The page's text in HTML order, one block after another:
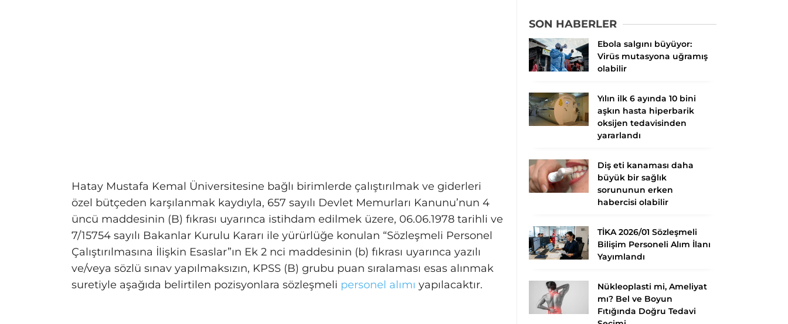
Hatay Mustafa Kemal Üniversitesine bağlı birimlerde çalıştırılmak ve giderleri
özel bütçeden karşılanmak kaydıyla, 657 sayılı Devlet Memurları Kanunu’nun 4
üncü maddesinin (B) fıkrası uyarınca istihdam edilmek üzere, 06.06.1978 tarihli ve
7/15754 sayılı Bakanlar Kurulu Kararı ile yürürlüğe konulan “Sözleşmeli Personel
Çalıştırılmasına İlişkin Esaslar”ın Ek 2 nci maddesinin (b) fıkrası uyarınca yazılı
ve/veya sözlü sınav yapılmaksızın, KPSS (B) grubu puan sıralaması esas alınmak
suretiyle aşağıda belirtilen pozisyonlara sözleşmeli personel alımı yapılacaktır.
SON HABERLER
Ebola salgını büyüyor:
Virüs mutasyona uğramış
olabilir
Yılın ilk 6 ayında 10 bini
aşkın hasta hiperbarik
oksijen tedavisinden
yararlandı
Diş eti kanaması daha
büyük bir sağlık
sorununun erken
habercisi olabilir
TİKA 2026/01 Sözleşmeli
Bilişim Personeli Alım İlanı
Yayımlandı
Nükleoplasti mi, Ameliyat
mı? Bel ve Boyun
Fıtığında Doğru Tedavi